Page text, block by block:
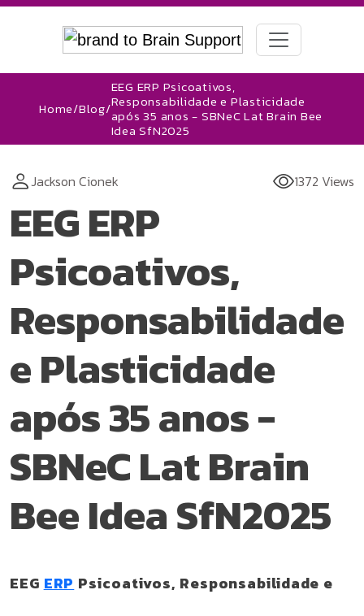
Home/Blog/
EEG ERP Psicoativos,
Responsabilidade e Plasticidade
após 35 anos - SBNeC Lat Brain Bee
Idea SfN2025
Jackson Cionek 1372 Views
EEG ERP
Psicoativos,
Responsabilidade
e Plasticidade
após 35 anos -
SBNeC Lat Brain
Bee Idea SfN2025
EEG ERP Psicoativos, Responsabilidade e